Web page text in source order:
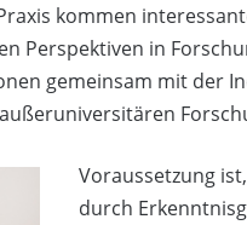
kommen
Perspektiven in
gemeinsam mit der
Voraussetzung
durch